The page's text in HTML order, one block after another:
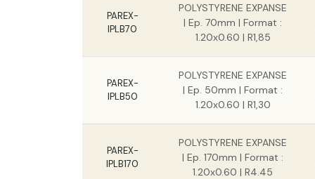
PAREX-
IPLB70
POLYSTYRENE EXPANSE
| Ep. 70mm | Format :
1.20x0.60 | R1,85
PAREX-
IPLB50
POLYSTYRENE EXPANSE
| Ep. 50mm | Format :
1.20x0.60 | R1,30
PAREX-
IPLB170
POLYSTYRENE EXPANSE
| Ep. 170mm | Format :
1.20x0.60 | R4.45